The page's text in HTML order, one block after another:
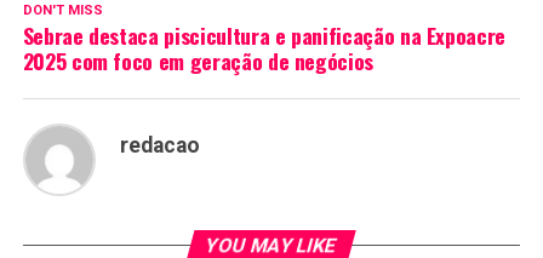
DON'T MISS
Sebrae destaca piscicultura e panificação na Expoacre
2025 com foco em geração de negócios
redacao
YOU MAY LIKE